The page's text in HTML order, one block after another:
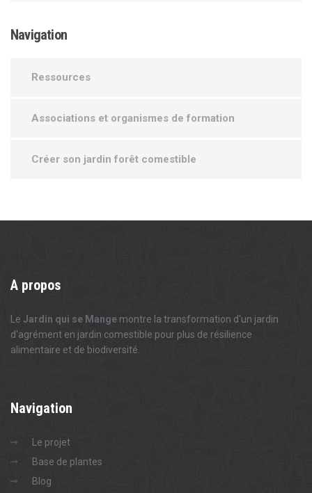
Navigation
Ressources
Associations et organismes de formation
Créer son jardin forêt comestible
A propos
Le Jardin qui se Mange montre la transformation d'un jardin
d'agrément en jardin comestible pour plus de résilience
alimentaire et de biodiversité.
Navigation
Le projet
Base de plantes
Blog